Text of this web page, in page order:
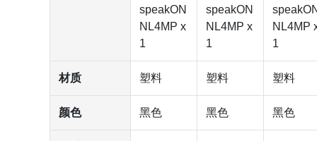
speakON
NL4MP x
1
speakON
NL4MP x
1
NL4MP
1
材质 塑料 塑料 塑料
颜色 黑色 黑色 黑色